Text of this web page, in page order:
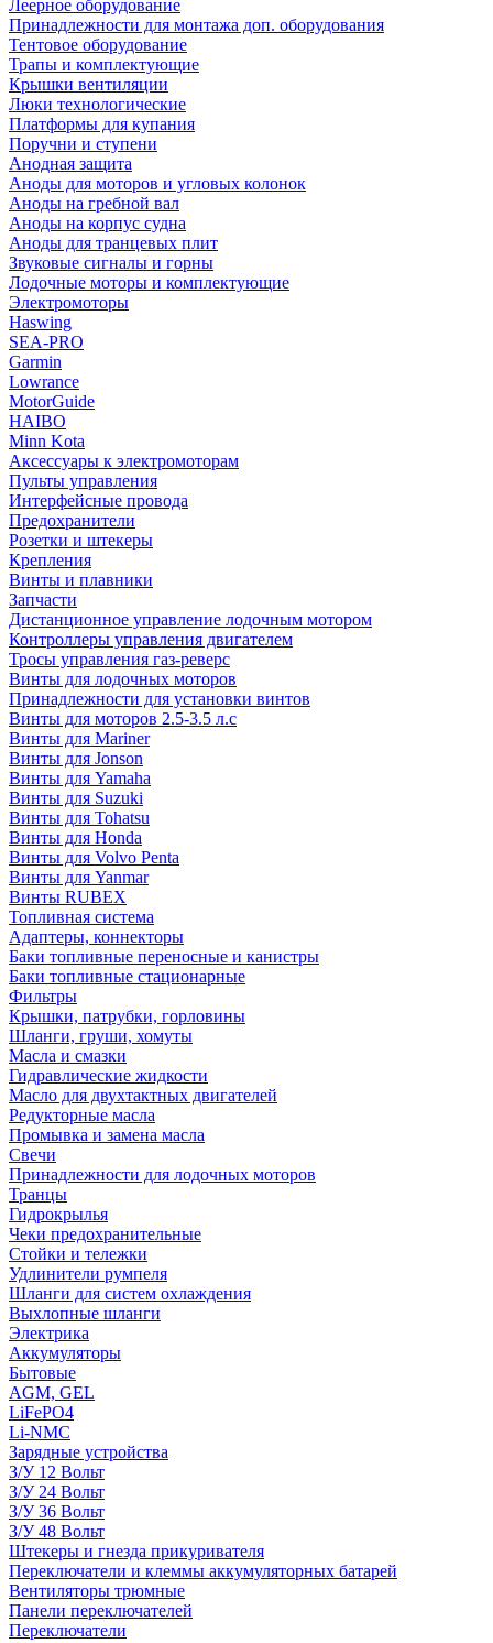
Леерное оборудование
Принадлежности для монтажа доп. оборудования
Тентовое оборудование
Трапы и комплектующие
Крышки вентиляции
Люки технологические
Платформы для купания
Поручни и ступени
Анодная защита
Аноды для моторов и угловых колонок
Аноды на гребной вал
Аноды на корпус судна
Аноды для транцевых плит
Звуковые сигналы и горны
Лодочные моторы и комплектующие
Электромоторы
Haswing
SEA-PRO
Garmin
Lowrance
MotorGuide
HAIBO
Minn Kota
Аксессуары к электромоторам
Пульты управления
Интерфейсные провода
Предохранители
Розетки и штекеры
Крепления
Винты и плавники
Запчасти
Дистанционное управление лодочным мотором
Контроллеры управления двигателем
Тросы управления газ-реверс
Винты для лодочных моторов
Принадлежности для установки винтов
Винты для моторов 2.5-3.5 л.с
Винты для Mariner
Винты для Jonson
Винты для Yamaha
Винты для Suzuki
Винты для Tohatsu
Винты для Honda
Винты для Volvo Penta
Винты для Yanmar
Винты RUBEX
Топливная система
Адаптеры, коннекторы
Баки топливные переносные и канистры
Баки топливные стационарные
Фильтры
Крышки, патрубки, горловины
Шланги, груши, хомуты
Масла и смазки
Гидравлические жидкости
Масло для двухтактных двигателей
Редукторные масла
Промывка и замена масла
Свечи
Принадлежности для лодочных моторов
Транцы
Гидрокрылья
Чеки предохранительные
Стойки и тележки
Удлинители румпеля
Шланги для систем охлаждения
Выхлопные шланги
Электрика
Аккумуляторы
Бытовые
AGM, GEL
LiFePO4
Li-NMC
Зарядные устройства
З/У 12 Вольт
З/У 24 Вольт
З/У 36 Вольт
З/У 48 Вольт
Штекеры и гнезда прикуривателя
Переключатели и клеммы аккумуляторных батарей
Вентиляторы трюмные
Панели переключателей
Переключатели